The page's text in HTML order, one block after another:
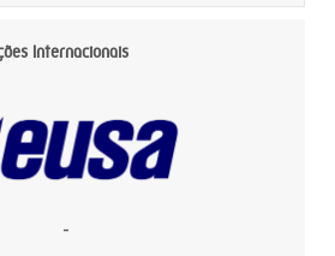
Internacionais
-